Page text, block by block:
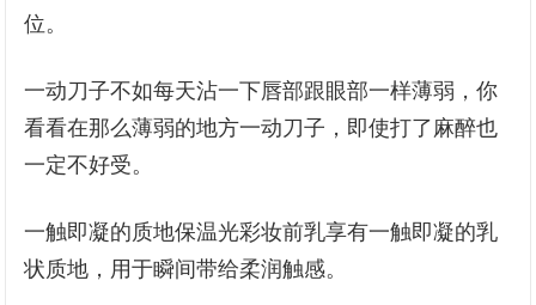
位。
一动刀子不如每天沾一下唇部跟眼部一样薄弱，你
看看在那么薄弱的地方一动刀子，即使打了麻醉也
一定不好受。
一触即凝的质地保温光彩妆前乳享有一触即凝的乳
状质地，用于瞬间带给柔润触感。